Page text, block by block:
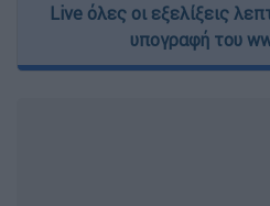
Live όλες οι εξελίξεις
υπογραφή του